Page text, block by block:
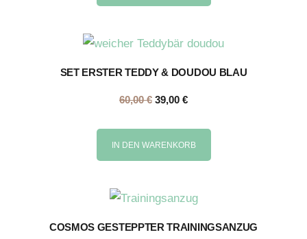
SET ERSTER TEDDY & DOUDOU BLAU
60,00€ 39,00 €
IN DEN WARENKORB
COSMOS GESTEPPTER TRAININGSANZUG